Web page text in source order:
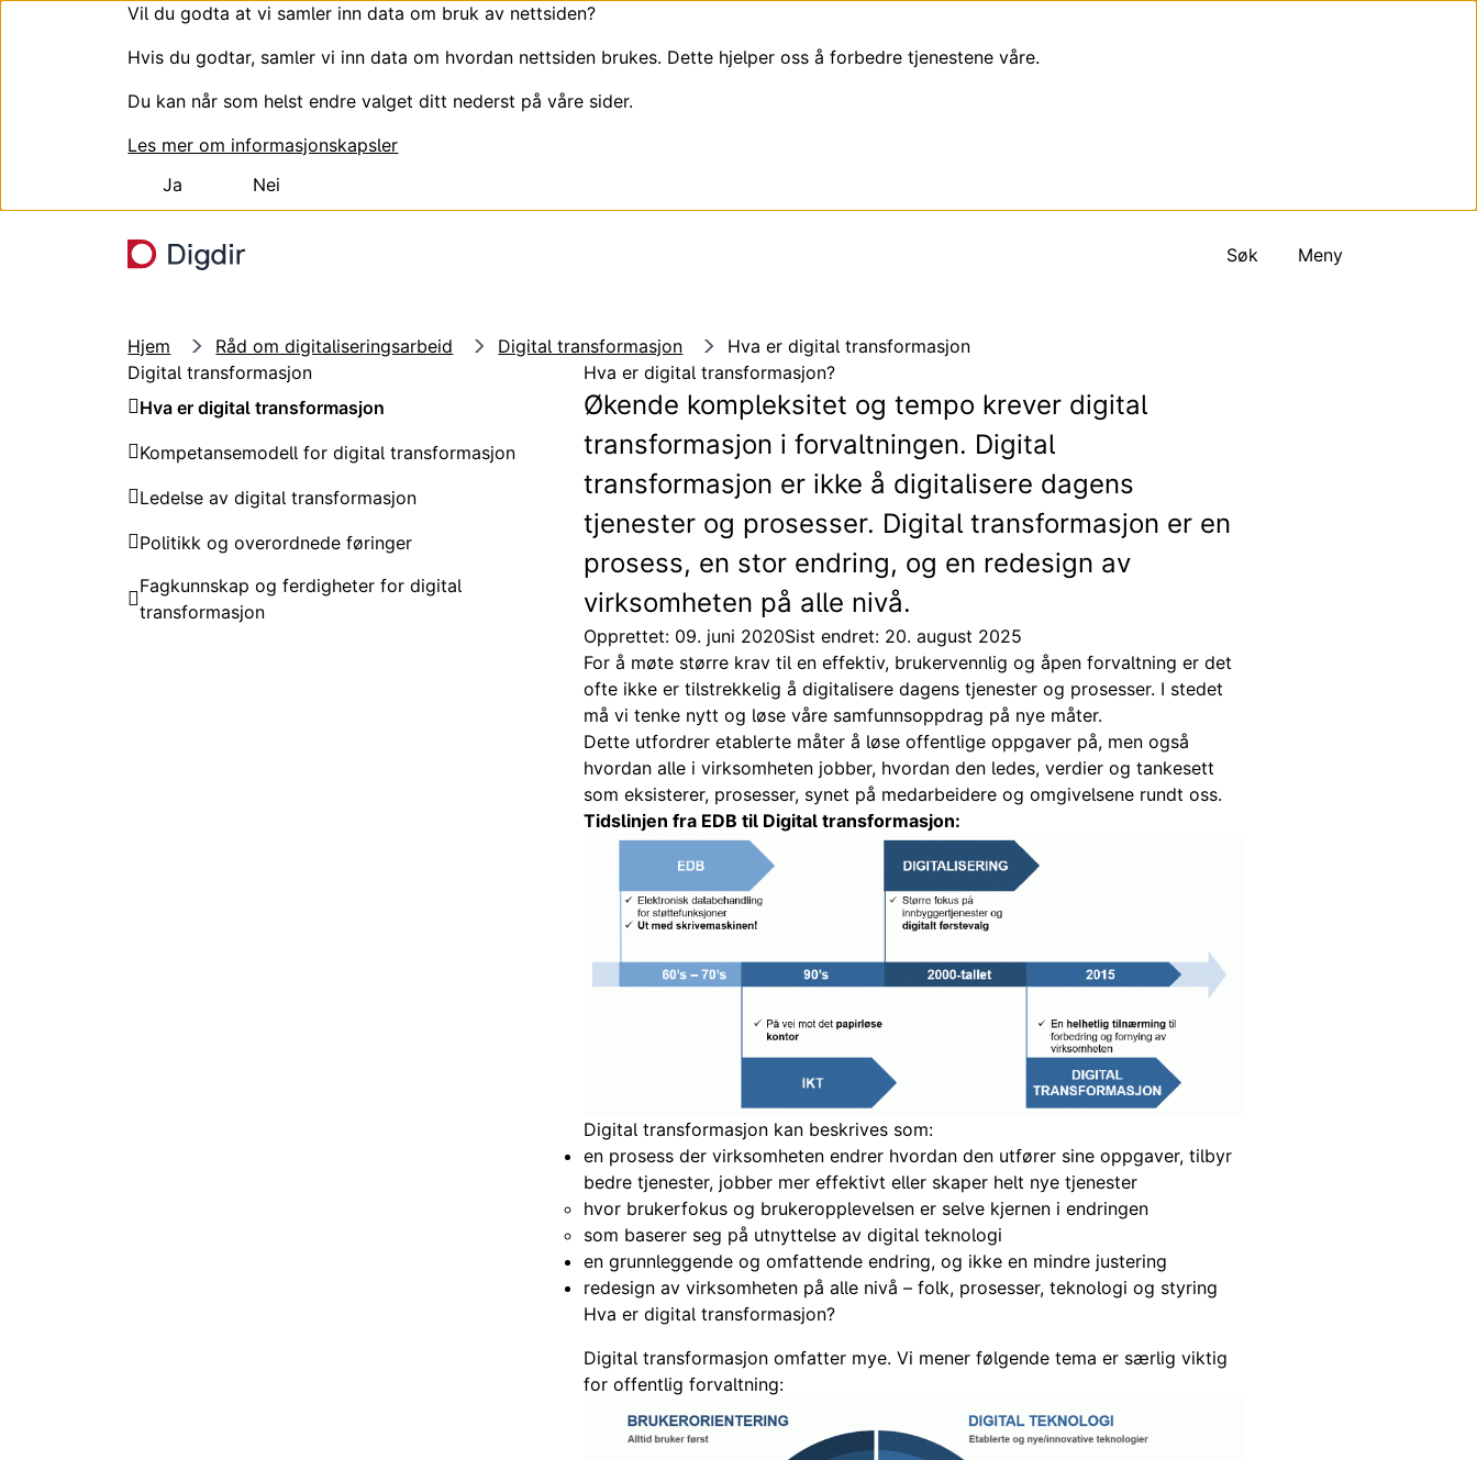
Vil du godta at vi samler inn data om bruk av nettsiden?
Hvis du godtar, samler vi inn data om hvordan nettsiden brukes. Dette hjelper oss å forbedre tjenestene våre.
Du kan når som helst endre valget ditt nederst på våre sider.
Les mer om informasjonskapsler
Ja
Nei
Søk
Meny
Hjem Råd om digitaliseringsarbeid Digital transformasjon
Hva er digital transformasjon
Digital transformasjon
Hva er digital transformasjon
Kompetansemodell for digital transformasjon
Ledelse av digital transformasjon
Politikk og overordnede føringer
Fagkunnskap og ferdigheter for digital
transformasjon
Hva er digital transformasjon?
Økende kompleksitet og tempo krever digital
transformasjon i forvaltningen. Digital
transformasjon er ikke å digitalisere dagens
tjenester og prosesser. Digital transformasjon er en
prosess, en stor endring, og en redesign av
virksomheten på alle nivå.
Opprettet: 09. juni 2020Sist endret: 20. august 2025
For å møte større krav til en effektiv, brukervennlig og åpen forvaltning er det
ofte ikke er tilstrekkelig å digitalisere dagens tjenester og prosesser. I stedet
må vi tenke nytt og løse våre samfunnsoppdrag på nye måter.
Dette utfordrer etablerte måter å løse offentlige oppgaver på, men også
hvordan alle i virksomheten jobber, hvordan den ledes, verdier og tankesett
som eksisterer, prosesser, synet på medarbeidere og omgivelsene rundt oss.
Tidslinjen fra EDB til Digital transformasjon:
Digital transformasjon kan beskrives som:
en prosess der virksomheten endrer hvordan den utfører sine oppgaver, tilbyr
bedre tjenester, jobber mer effektivt eller skaper helt nye tjenester
hvor brukerfokus og brukeropplevelsen er selve kjernen i endringen
som baserer seg på utnyttelse av digital teknologi
en grunnleggende og omfattende endring, og ikke en mindre justering
redesign av virksomheten på alle nivå – folk, prosesser, teknologi og styring
Hva er digital transformasjon?
Digital transformasjon omfatter mye. Vi mener følgende tema er særlig viktig
for offentlig forvaltning: